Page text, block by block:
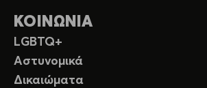
ΚΟΙΝΩΝΙΑ
LGBTQ+
Αστυνομικά
Δικαιώματα